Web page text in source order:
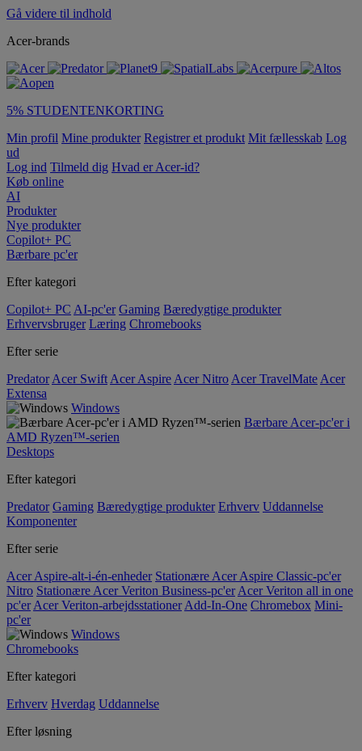
Gå videre til indhold
Acer-brands
5% STUDENTENKORTING
Min profil Mine produkter Registrer et produkt Mit fællesskab Log
ud
Log ind Tilmeld dig Hvad er Acer-id?
Køb online
AI
Produkter
Nye produkter
Copilot+ PC
Bærbare pc'er
Efter kategori
Copilot+ PC AI-pc'er Gaming Bæredygtige produkter
Erhvervsbruger Læring Chromebooks
Efter serie
Predator Acer Swift Acer Aspire Acer Nitro Acer TravelMate Acer
Extensa
Windows
Bærbare Acer-pc'er i
AMD Ryzen™-serien
Desktops
Efter kategori
Predator Gaming Bæredygtige produkter Erhverv Uddannelse
Komponenter
Efter serie
Acer Aspire-alt-i-én-enheder Stationære Acer Aspire Classic-pc'er
Nitro Stationære Acer Veriton Business-pc'er Acer Veriton all in one
pc'er Acer Veriton-arbejdsstationer Add-In-One Chromebox Mini-
pc'er
Windows
Chromebooks
Efter kategori
Erhverv Hverdag Uddannelse
Efter løsning